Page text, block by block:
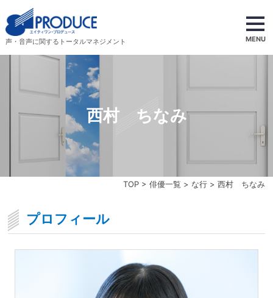
声・音声に関するトータルマネジメント MENU
TOP> 俳優一覧 > な行> 西村 ちなみ
西村 ちなみ
プロフィール